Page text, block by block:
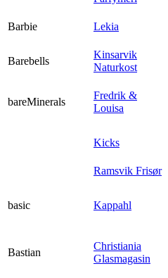
Barbie Lekia
Barebells
Kinsarvik
Naturkost
bareMinerals
Fredrik &
Louisa
Kicks
Ramsvik Frisør
basic Kappahl
Bastian
Christiania
Glasmagasin